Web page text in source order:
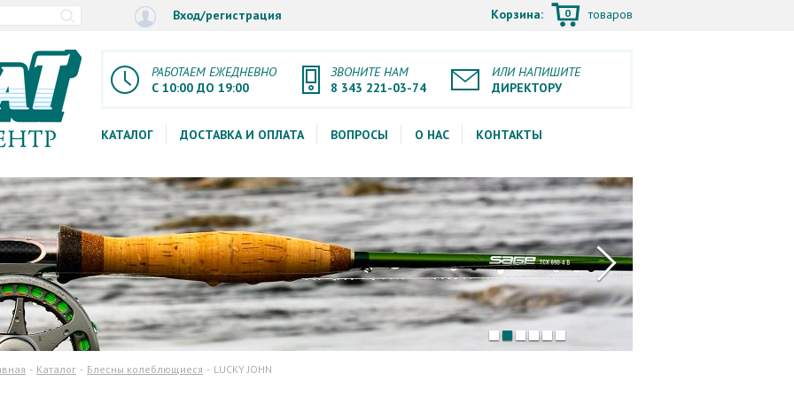
Вход/регистрация Корзина: 0 товаров
РАБОТАЕМ ЕЖЕДНЕВНО
С 10:00 ДО 19:00
ЗВОНИТЕ НАМ
8 343 221-03-74
ИЛИ НАПИШИТЕ
ДИРЕКТОРУ
КАТАЛОГ ДОСТАВКА И ОПЛАТА ВОПРОСЫ О НАС КОНТАКТЫ
Каталог Блесны колеблющиеся LUCKY JOHN